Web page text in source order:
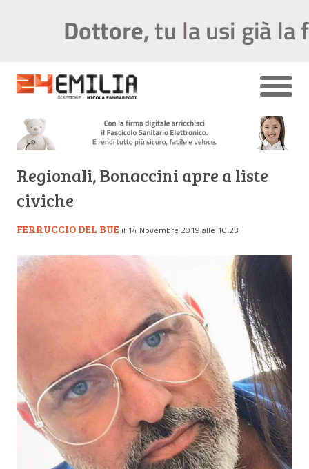
Regionali, Bonaccini apre a liste
civiche
FERRUCCIO DEL BUE il 14 Novembre 2019 alle 10:23